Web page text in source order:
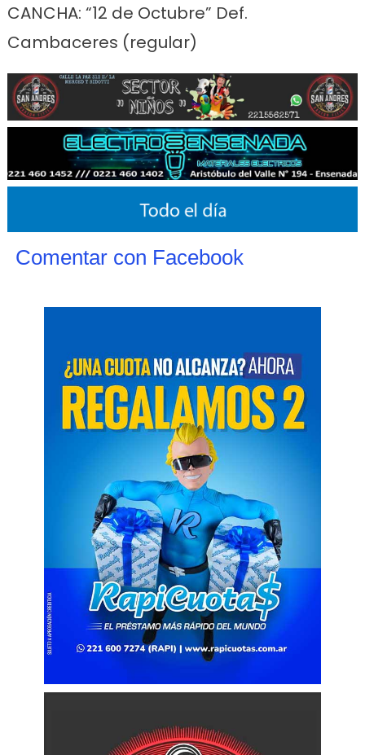
CANCHA: “12 de Octubre” Def.
Cambaceres (regular)
Comentar con Facebook